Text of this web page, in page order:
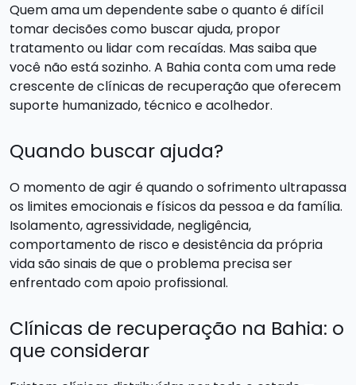
Quem ama um dependente sabe o quanto é difícil
tomar decisões como buscar ajuda, propor
tratamento ou lidar com recaídas. Mas saiba que
você não está sozinho. A Bahia conta com uma rede
crescente de clínicas de recuperação que oferecem
suporte humanizado, técnico e acolhedor.
Quando buscar ajuda?
O momento de agir é quando o sofrimento ultrapassa
os limites emocionais e físicos da pessoa e da família.
Isolamento, agressividade, negligência,
comportamento de risco e desistência da própria
vida são sinais de que o problema precisa ser
enfrentado com apoio profissional.
Clínicas de recuperação na Bahia: o
que considerar